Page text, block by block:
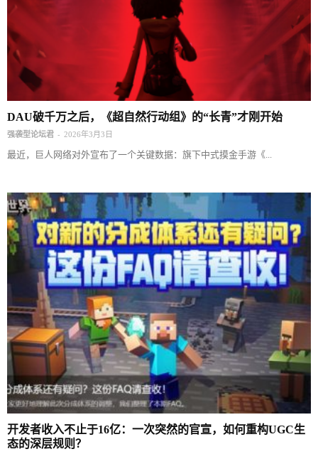
DAU破千万之后，《超自然行动组》的“长青”才刚开始
强袭型论坛君 - 2026年3月3日
最近，巨人网络对外宣布了一个关键数据：旗下中式摸金手游《...
开发者收入不止于16亿：一次突然的官宣，如何重构UGC生
态的深层规则？